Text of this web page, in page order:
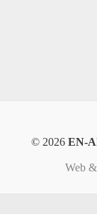
© 2026 EN-
Web